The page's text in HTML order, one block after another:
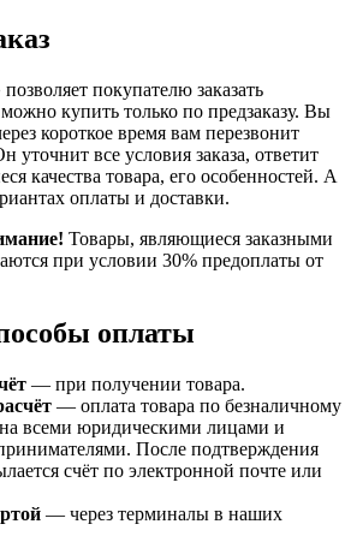
покупателю заказать
купить только по предзаказу. Вы
короткое время вам перезвонит
уточнит все условия заказа, ответит
качества товара, его особенностей. А
оплаты и доставки.
Товары, являющиеся заказными
при условии 30% предоплаты от
оплаты
— при получении товара.
— оплата товара по безналичному
всеми юридическими лицами и
После подтверждения
счёт по электронной почте или
— через терминалы в наших